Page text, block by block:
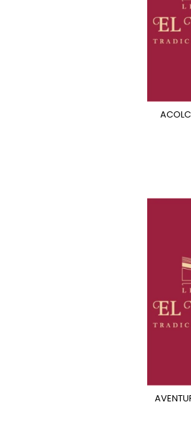
ACOLCHADITOS - PAW
AVENTURAS ENLATADAS -